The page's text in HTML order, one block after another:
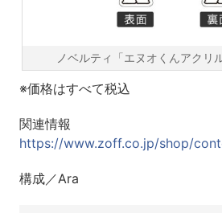
ノベルティ「エヌオくんアクリ
※価格はすべて税込
関連情報
https://www.zoff.co.jp/shop/
構成／Ara